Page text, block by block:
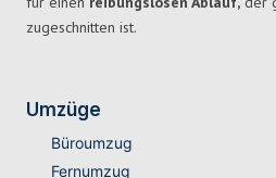
zugeschnitten ist.
Umzüge
Büroumzug
Fernumzug